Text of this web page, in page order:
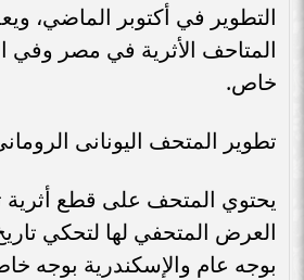
التطوير في أكتوبر الماضي،
المتاحف الأثرية في مصر وفي
خاص.
تطوير المتحف اليونانى
يحتوي المتحف على قطع
العرض المتحفي لها لتحكي
بوجه عام والإسكندرية بوجه